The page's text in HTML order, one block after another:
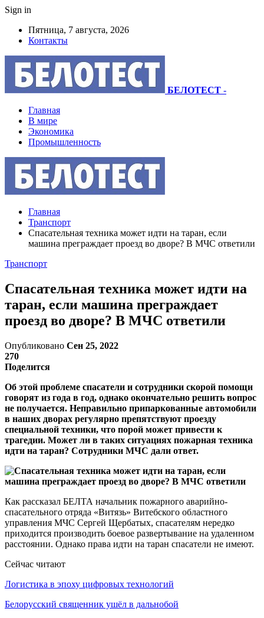
Sign in
Пятница, 7 августа, 2026
Контакты
БЕЛОТЕСТ -
Главная
В мире
Экономика
Промышленность
Главная
Транспорт
Спасательная техника может идти на таран, если
машина преграждает проезд во дворе? В МЧС ответили
Транспорт
Спасательная техника может идти на
таран, если машина преграждает
проезд во дворе? В МЧС ответили
Опубликовано Сен 25, 2022
270
Поделится
Об этой проблеме спасатели и сотрудники скорой помощи
говорят из года в год, однако окончательно решить вопрос
не получается. Неправильно припаркованные автомобили
в наших дворах регулярно препятствуют проезду
специальной техники, что порой может привести к
трагедии. Может ли в таких ситуациях пожарная техника
идти на таран? Сотрудники МЧС дали ответ.
Как рассказал БЕЛТА начальник пожарного аварийно-
спасательного отряда «Витязь» Витебского областного
управления МЧС Сергей Щербатых, спасателям нередко
приходится производить боевое развертывание на удаленном
расстоянии. Однако права идти на таран спасатели не имеют.
Сейчас читают
Логистика в эпоху цифровых технологий
Белорусский священник ушёл в дальнобой